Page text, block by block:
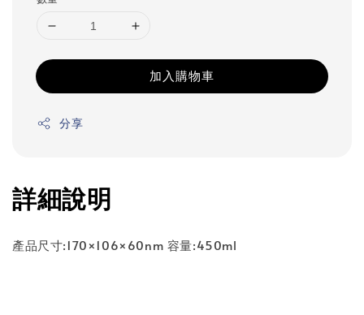
加入購物車
分享
詳細說明
產品尺寸:170×106×60nm 容量:450ml